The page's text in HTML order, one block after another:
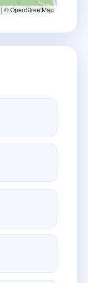
| © OpenStreetMap